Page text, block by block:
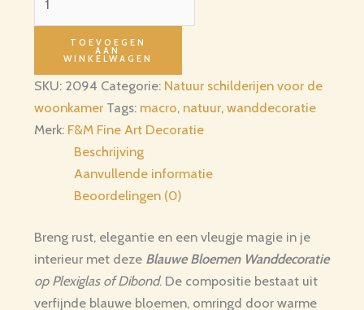
Bloemen
Wanddecoratie
Plexiglas
of
Dibond
TOEVOEGEN
AAN
WINKELWAGEN
SKU: 2094 Categorie: Natuur schilderijen voor de
woonkamer Tags: macro, natuur, wanddecoratie
Merk: F&M Fine Art Decoratie
Beschrijving
Aanvullende informatie
Beoordelingen (0)
Breng rust, elegantie en een vleugje magie in je
interieur met deze Blauwe Bloemen Wanddecoratie
op Plexiglas of Dibond. De compositie bestaat uit
verfijnde blauwe bloemen, omringd door warme